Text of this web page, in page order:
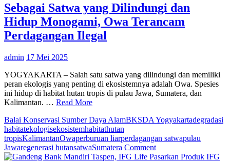
Sebagai Satwa yang Dilindungi dan
Hidup Monogami, Owa Terancam
Perdagangan Ilegal
admin 17 Mei 2025
YOGYAKARTA – Salah satu satwa yang dilindungi dan memiliki
peran ekologis yang penting di ekosistemnya adalah Owa. Spesies
ini hidup di habitat hutan tropis di pulau Jawa, Sumatera, dan
Kalimantan. … Read More
Balai Konservasi Sumber Daya AlamBKSDA Yogyakartadegradasi
habitatekologisekosistemhabitathutan
tropisKalimantanOwaperburuan liarperdagangan satwapulau
Jawaregenerasi hutansatwaSumatera Commenton
Sebagai